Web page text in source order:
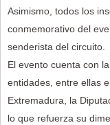
Asimismo, todos los
conmemorativo del
senderista del circuito.
El evento cuenta con
entidades, entre ellas
Extremadura, la
lo que refuerza su